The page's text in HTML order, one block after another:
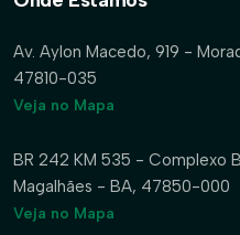
Av. Aylon Macedo, 919 -
47810-035
Veja no Mapa
BR 242 KM 535 - Complexo
Magalhães - BA, 47850-000
Veja no Mapa